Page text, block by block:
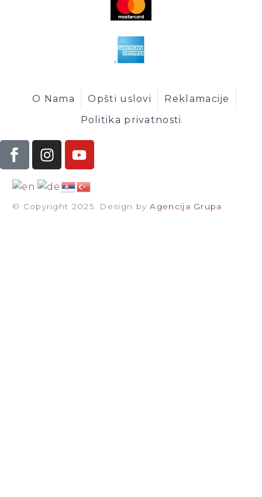
O Nama Opšti uslovi
Reklamacije
Politika privatnosti
© Copyright 2025. Design byAgencija Grupa